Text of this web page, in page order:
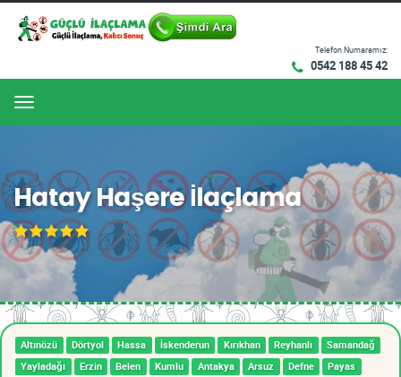
Telefon Numaramız:
0542 188 45 42
Menu
Hatay Haşere İlaçlama
Altınözü Dörtyol Hassa İskenderun Kırıkhan Reyhanlı
Samandağ
Yayladağı
Erzin Belen Kumlu Antakya Arsuz Defne Payas